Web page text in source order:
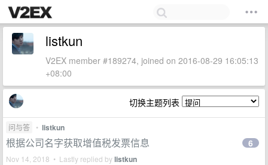
listkun
V2EX member #189274, joined on 2016-08-29 16:05:13
+08:00
切换主题列表
问与答 • listkun
根据公司名字获取增值税发票信息
Nov 14, 2018 • Lastly replied bylistkun
6